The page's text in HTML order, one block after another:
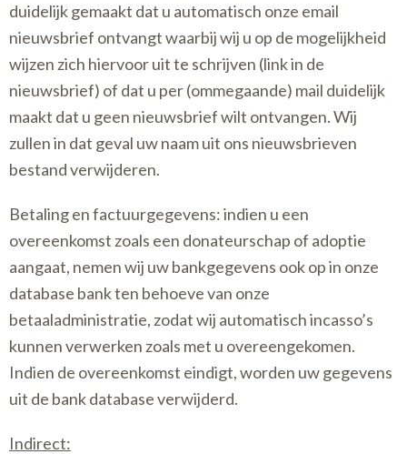
duidelijk gemaakt dat u automatisch onze email
nieuwsbrief ontvangt waarbij wij u op de mogelijkheid
wijzen zich hiervoor uit te schrijven (link in de
nieuwsbrief) of dat u per (ommegaande) mail duidelijk
maakt dat u geen nieuwsbrief wilt ontvangen. Wij
zullen in dat geval uw naam uit ons nieuwsbrieven
bestand verwijderen.
Betaling en factuurgegevens: indien u een
overeenkomst zoals een donateurschap of adoptie
aangaat, nemen wij uw bankgegevens ook op in onze
database bank ten behoeve van onze
betaaladministratie, zodat wij automatisch incasso’s
kunnen verwerken zoals met u overeengekomen.
Indien de overeenkomst eindigt, worden uw gegevens
uit de bank database verwijderd.
Indirect: